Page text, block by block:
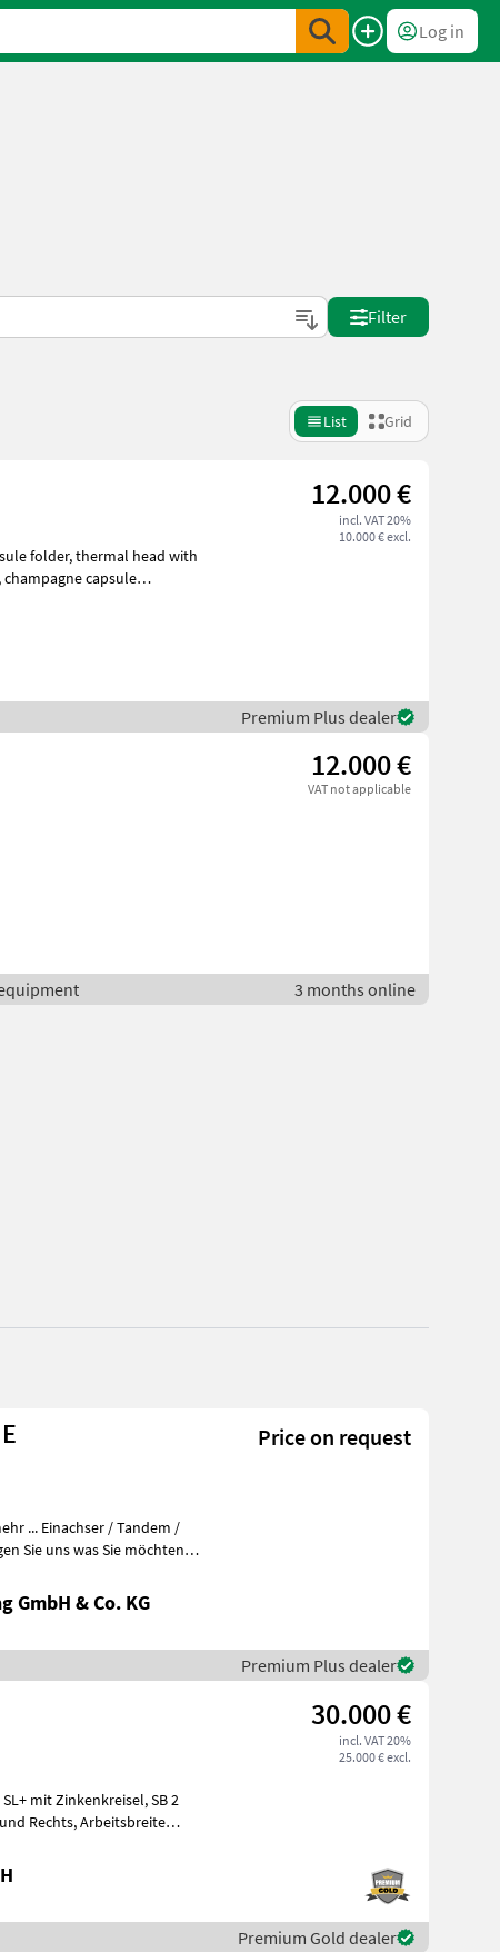
Log in
Filter
List Grid
12.000 €
incl. VAT 20%
10.000 € excl.
Premium Plus dealer
12.000 €
VAT not applicable
3 months online
Price on request
... Einachser / Tandem /
Sie uns was Sie möchten
GmbH & Co. KG
Premium Plus dealer
30.000 €
incl. VAT 20%
25.000 € excl.
Premium Gold dealer